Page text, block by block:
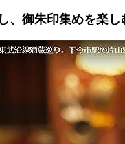
、御朱印集めを楽し